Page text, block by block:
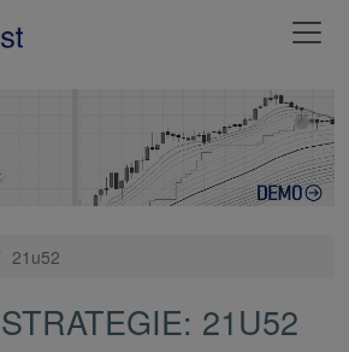
21u52
21U52